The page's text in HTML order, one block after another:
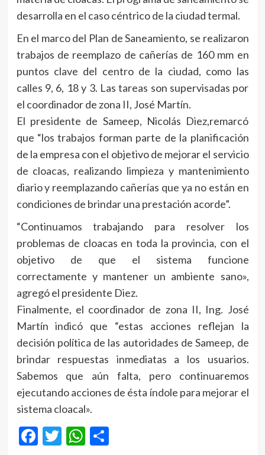
desarrolla en el caso céntrico de la ciudad termal.
En el marco del Plan de Saneamiento, se realizaron
trabajos de reemplazo de cañerías de 160 mm en
puntos clave del centro de la ciudad, como las
calles 9, 6, 18 y 3. Las tareas son supervisadas por
el coordinador de zona II, José Martín.
El presidente de Sameep, Nicolás Diez,remarcó
que “los trabajos forman parte de la planificación
de la empresa con el objetivo de mejorar el servicio
de cloacas, realizando limpieza y mantenimiento
diario y reemplazando cañerías que ya no están en
condiciones de brindar una prestación acorde”.
“Continuamos trabajando para resolver los
problemas de cloacas en toda la provincia, con el
objetivo de que el sistema funcione
correctamente y mantener un ambiente sano»,
agregó el presidente Diez.
Finalmente, el coordinador de zona II, Ing. José
Martín indicó que “estas acciones reflejan la
decisión política de las autoridades de Sameep, de
brindar respuestas inmediatas a los usuarios.
Sabemos que aún falta, pero continuaremos
ejecutando acciones de ésta índole para mejorar el
sistema cloacal».
Facebook
Twitter
WhatsApp
Compartir